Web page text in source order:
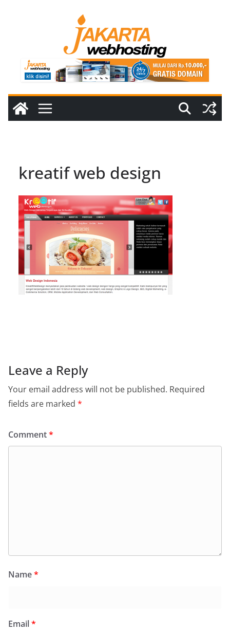
kreatif web design
Leave a Reply
Your email address will not be published. Required
fields are marked *
Comment*
Name*
Email*